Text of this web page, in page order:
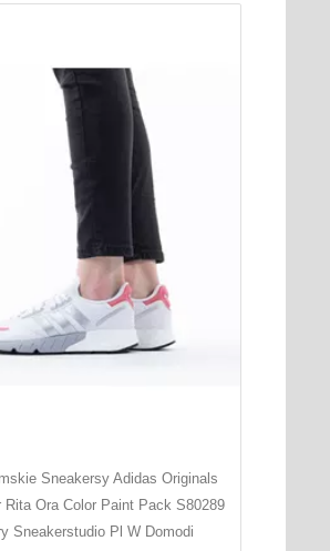
Sneakersy Adidas Originals
Rita Ora Color Paint Pack S80289
Sneakerstudio Pl W Domodi